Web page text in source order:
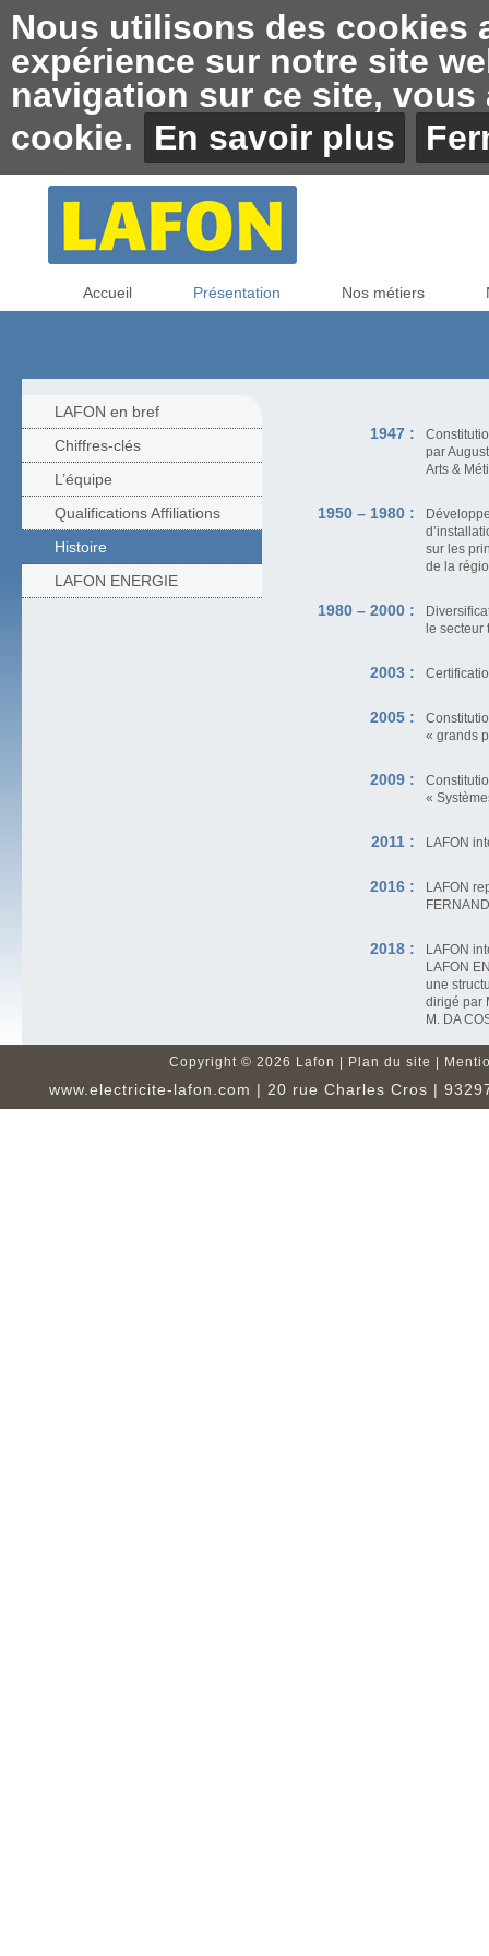
Nous utilisons des cookies
expérience sur notre site
navigation sur ce site,
cookie.
En savoir plus
Accueil Présentation Nos métiers
LAFON en bref
Chiffres-clés
L’équipe
Qualifications Affiliations
Histoire
LAFON ENERGIE
1947 :
par
Arts &
1950 – 1980 :
sur les
de la
1980 – 2000 :
le secteur
2003 :
2005 :
« grands
2009 :
«
2011 : LAFON
2016 :
LAFON
2018 :
LAFON
LAFON
une
dirigé par
M. DA
Copyright © 2026 Lafon | Plan du site
www.electricite-lafon.com | 20 rue Charles Cros |